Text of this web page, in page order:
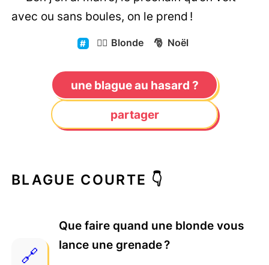
avec ou sans boules, on le prend !
👱‍♀️ Blonde 🎅 Noël
une blague au hasard ?
partager
BLAGUE COURTE 👇
Que faire quand une blonde vous
lance une grenade ?